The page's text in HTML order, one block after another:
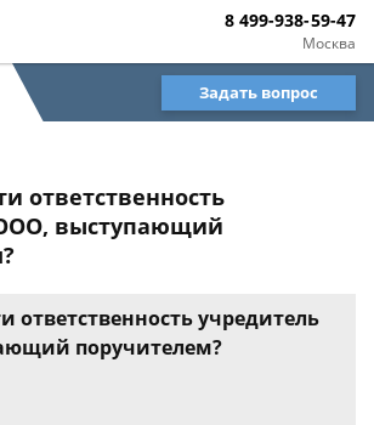
Москва
8 499-938-59-47
Задать вопрос
ответственность
выступающий
ответственность учредитель
поручителем?